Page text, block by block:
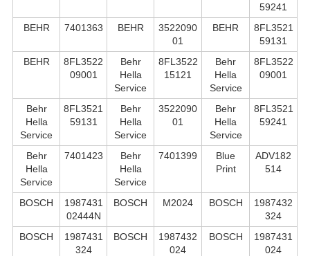
59241
BEHR
7401363 BEHR
3522090
01
BEHR
8FL3521
59131
BEHR
8FL3522
09001
Behr
Hella
Service
8FL3522
15121
Behr
Hella
Service
8FL3522
09001
Behr
Hella
Service
8FL3521
59131
Behr
Hella
Service
3522090
01
Behr
Hella
Service
8FL3521
59241
Behr
Hella
Service
7401423
Behr
Hella
Service
7401399
Blue
Print
ADV182
514
BOSCH
1987431
02444N
BOSCH M2024 BOSCH
1987432
324
BOSCH
1987431
324
BOSCH
1987432
024
BOSCH
1987431
024